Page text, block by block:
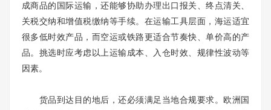
成商品的国际运输，还能够协助办理出口报关、终点清关、
关税交纳和增值税缴纳等手续。在运输工具层面，海运适宜
很多低时效产品，而空运或铁路更适合节奏快、单价高的产
品。挑选时应考虑以上运输成本、入仓时效、规律性波动等
因素。
货品到达目的地后，还必须满足当地合规要求。欧洲国